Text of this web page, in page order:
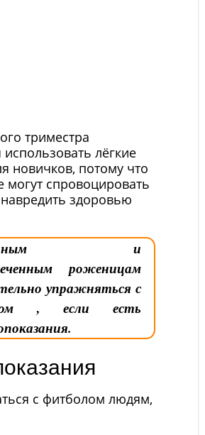
триместра
лёгкие
новичков, потому что
могут спровоцировать
здоровью
и
роженицам
упражняться с
, если есть
с фитболом людям,